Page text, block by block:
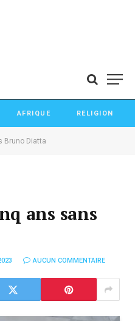
AFRIQUE RELIGION
Bruno Diatta
ans sans
AUCUN COMMENTAIRE